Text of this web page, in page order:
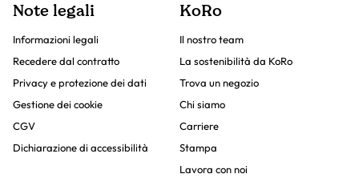
Note legali
Informazioni legali
Recedere dal contratto
Privacy e protezione dei dati
Gestione dei cookie
CGV
Dichiarazione di accessibilità
KoRo
Il nostro team
La sostenibilità da KoRo
Trova un negozio
Chi siamo
Carriere
Stampa
Lavora con noi